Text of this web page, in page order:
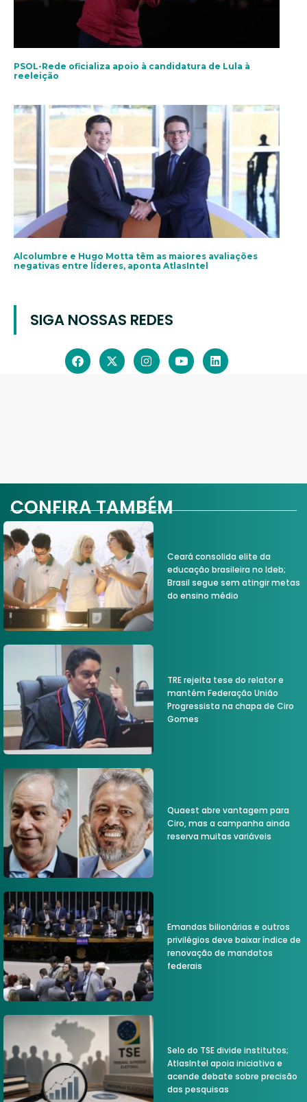
PSOL-Rede oficializa apoio à candidatura de Lula à
reeleição
Alcolumbre e Hugo Motta têm as maiores avaliações
negativas entre líderes, aponta AtlasIntel
SIGA NOSSAS REDES
CONFIRA TAMBÉM
Ceará consolida elite da
educação brasileira no Ideb;
Brasil segue sem atingir metas
do ensino médio
TRE rejeita tese do relator e
mantém Federação União
Progressista na chapa de Ciro
Gomes
Quaest abre vantagem para
Ciro, mas a campanha ainda
reserva muitas variáveis
Emandas bilionárias e outros
privilégios deve baixar índice de
renovação de mandatos
federais
Selo do TSE divide institutos;
AtlasIntel apoia iniciativa e
acende debate sobre precisão
das pesquisas